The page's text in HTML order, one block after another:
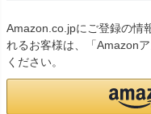
Amazon.co.jpにご登録の情
れるお客様は、「Amazon
ください。